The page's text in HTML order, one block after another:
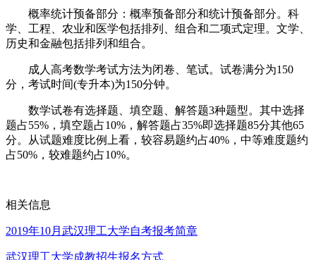
概率统计预备部分：概率预备部分和统计预备部分。科
学、工程、农业和医学包括排列、组合和二项式定理。文学、
历史和金融包括排列和组合。
成人高考数学考试方法为闭卷、笔试。试卷满分为150
分，考试时间(专升本)为150分钟。
数学试卷有选择题、填空题、解答题3种题型。其中选择
题占55%，填空题占10%，解答题占35%即选择题85分其他65
分。从试题难度比例上看，较容易题约占40%，中等难度题约
占50%，较难题约占10%。
相关信息
2019年10月武汉理工大学自考报考简章
武汉理工大学成教招生报名方式